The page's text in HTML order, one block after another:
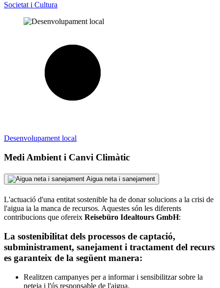
Societat i Cultura
Desenvolupament local
Medi Ambient i Canvi Climàtic
Aigua neta i sanejament
L'actuació d'una entitat sostenible ha de donar solucions a la crisi de
l'aigua ia la manca de recursos. Aquestes són les diferents
contribucions que ofereix Reisebüro Idealtours GmbH:
La sostenibilitat dels processos de captació,
subministrament, sanejament i tractament del recurs
es garanteix de la següent manera:
Realitzen campanyes per a informar i sensibilitzar sobre la
neteja i l'ús responsable de l'aigua.